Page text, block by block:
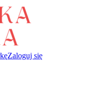
Zaloguj się